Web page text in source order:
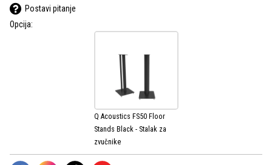
Postavi pitanje
Opcija:
Q Acoustics FS50 Floor
Stands Black - Stalak za
zvučnike